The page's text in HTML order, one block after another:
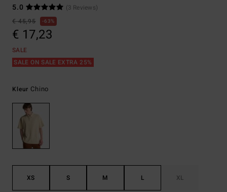
5.0
(3 Reviews)
€ 45,95
63%
€ 17,23
SALE
SALE ON SALE EXTRA 25%
Kleur Chino
XS S M L XL